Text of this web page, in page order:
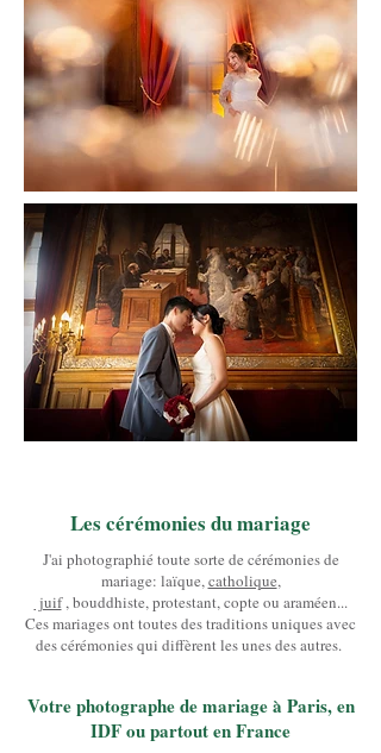
Les cérémonies du mariage
J'ai photographié toute sorte de cérémonies de
mariage: laïque,catholique,
juif, bouddhiste, protestant, copte ou araméen...
Ces mariages ont toutes des traditions uniques avec
des cérémonies qui diffèrent les unes des autres.
Votre photographe de mariage à Paris, en
IDF ou partout en France